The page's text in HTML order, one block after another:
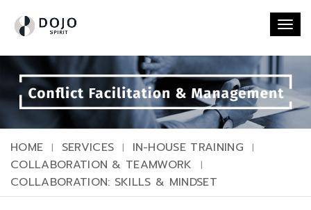
HOME SERVICES
IN-HOUSE TRAINING
COLLABORATION & TEAMWORK
COLLABORATION: SKILLS & MINDSET